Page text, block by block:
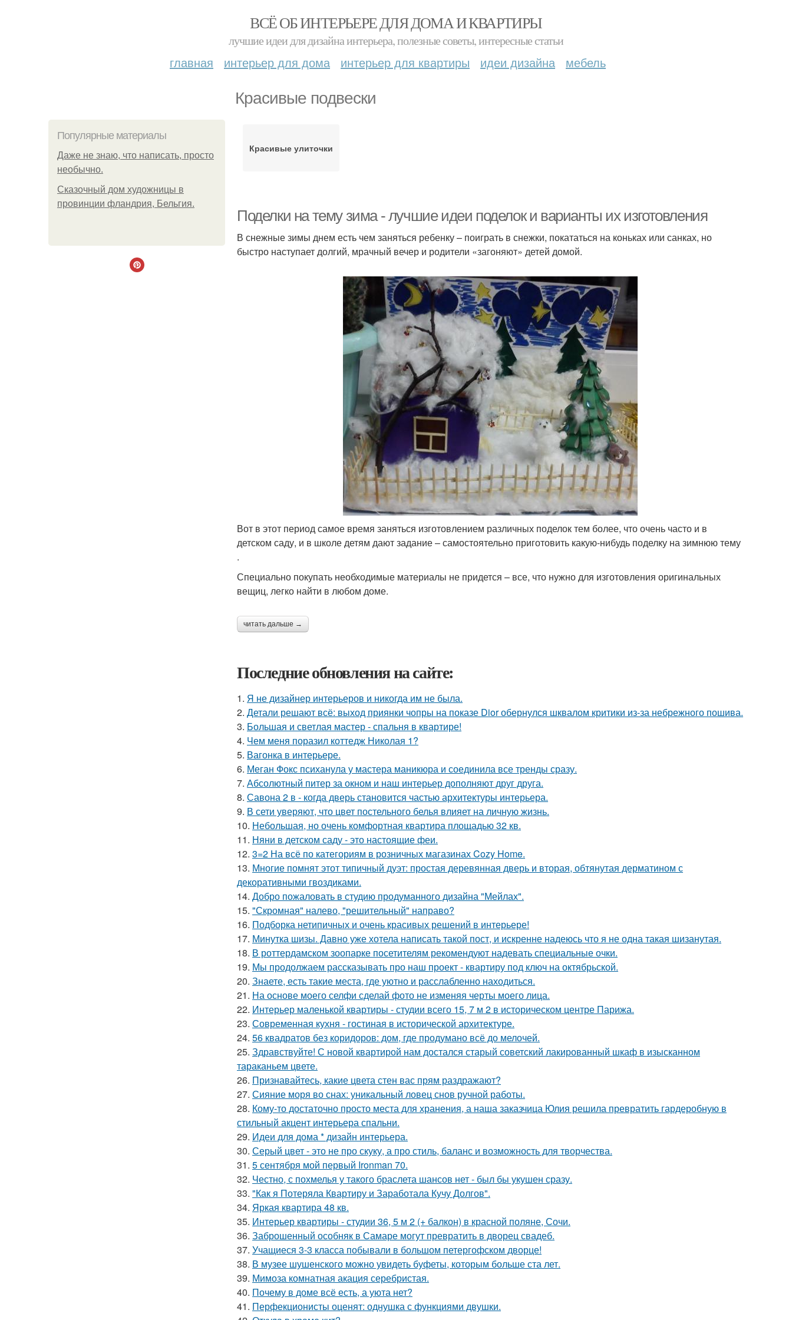
ВСЁ ОБ ИНТЕРЬЕРЕ ДЛЯ ДОМА И КВАРТИРЫ
лучшие идеи для дизайна интерьера, полезные советы, интересные статьи
главная интерьер для дома интерьер для квартиры идеи дизайна мебель
Красивые подвески
Популярные материалы
Даже не знаю, что написать, просто
необычно.
Сказочный дом художницы в
провинции фландрия, Бельгия.
Красивые улиточки
Поделки на тему зима - лучшие идеи поделок и варианты их изготовления
В снежные зимы днем есть чем заняться ребенку – поиграть в снежки, покататься на коньках или санках, но
быстро наступает долгий, мрачный вечер и родители «загоняют» детей домой.
Вот в этот период самое время заняться изготовлением различных поделок тем более, что очень часто и в
детском саду, и в школе детям дают задание – самостоятельно приготовить какую-нибудь поделку на зимнюю тему
.
Специально покупать необходимые материалы не придется – все, что нужно для изготовления оригинальных
вещиц, легко найти в любом доме.
читать дальше →
Последние обновления на сайте:
1. Я не дизайнер интерьеров и никогда им не была.
2. Детали решают всё: выход приянки чопры на показе Dior обернулся шквалом критики из-за небрежного пошива.
3. Большая и светлая мастер - спальня в квартире!
4. Чем меня поразил коттедж Николая 1?
5. Вагонка в интерьере.
6. Меган Фокс психанула у мастера маникюра и соединила все тренды сразу.
7. Абсолютный питер за окном и наш интерьер дополняют друг друга.
8. Савона 2 в - когда дверь становится частью архитектуры интерьера.
9. В сети уверяют, что цвет постельного белья влияет на личную жизнь.
10. Небольшая, но очень комфортная квартира площадью 32 кв.
11. Няни в детском саду - это настоящие феи.
12. 3=2 На всё по категориям в розничных магазинах Cozy Home.
13. Многие помнят этот типичный дуэт: простая деревянная дверь и вторая, обтянутая дерматином с
декоративными гвоздиками.
14. Добро пожаловать в студию продуманного дизайна "Мейлах".
15. "Скромная" налево, "решительный" направо?
16. Подборка нетипичных и очень красивых решений в интерьере!
17. Минутка шизы. Давно уже хотела написать такой пост, и искренне надеюсь что я не одна такая шизанутая.
18. В роттердамском зоопарке посетителям рекомендуют надевать специальные очки.
19. Мы продолжаем рассказывать про наш проект - квартиру под ключ на октябрьской.
20. Знаете, есть такие места, где уютно и расслабленно находиться.
21. На основе моего селфи сделай фото не изменяя черты моего лица.
22. Интерьер маленькой квартиры - студии всего 15, 7 м 2 в историческом центре Парижа.
23. Современная кухня - гостиная в исторической архитектуре.
24. 56 квадратов без коридоров: дом, где продумано всё до мелочей.
25. Здравствуйте! С новой квартирой нам достался старый советский лакированный шкаф в изысканном
тараканьем цвете.
26. Признавайтесь, какие цвета стен вас прям раздражают?
27. Сияние моря во снах: уникальный ловец снов ручной работы.
28. Кому-то достаточно просто места для хранения, а наша заказчица Юлия решила превратить гардеробную в
стильный акцент интерьера спальни.
29. Идеи для дома * дизайн интерьера.
30. Серый цвет - это не про скуку, а про стиль, баланс и возможность для творчества.
31. 5 сентября мой первый Ironman 70.
32. Честно, с похмелья у такого браслета шансов нет - был бы укушен сразу.
33. "Как я Потеряла Квартиру и Заработала Кучу Долгов".
34. Яркая квартира 48 кв.
35. Интерьер квартиры - студии 36, 5 м 2 (+ балкон) в красной поляне, Сочи.
36. Заброшенный особняк в Самаре могут превратить в дворец свадеб.
37. Учащиеся 3-3 класса побывали в большом петергофском дворце!
38. В музее шушенского можно увидеть буфеты, которым больше ста лет.
39. Мимоза комнатная акация серебристая.
40. Почему в доме всё есть, а уюта нет?
41. Перфекционисты оценят: однушка с функциями двушки.